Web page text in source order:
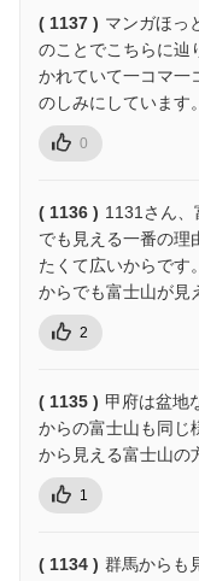
( 1137 ) マンガほっ
のことでこちらに辿
かれていて一コマ一
のしみにしています。
0
( 1136 ) 1131さん、
でも見える一番の理
たくて広いからです
からでも富士山が見
2
( 1135 ) 甲府は盆地
からの富士山も同じ
から見える富士山の
1
( 1134 ) 群馬からも